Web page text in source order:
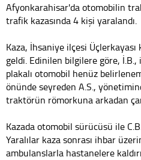
Afyonkarahisar'da otomobilin
trafik kazasında 4 kişi yaralandı.
Kaza, İhsaniye ilçesi
geldi. Edinilen bilgilere göre,
plakalı otomobil henüz
önünde seyreden A.S.,
traktörün römorkuna arkadan
Kazada otomobil sürücüsü ile
Yaralılar kaza sonrası ihbar
ambulanslarla hastanelere